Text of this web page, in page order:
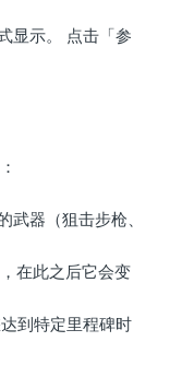
显示。 点击「参
武器（狙击步枪、
在此之后它会变
到特定里程碑时